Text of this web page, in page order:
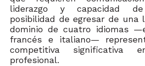
liderazgo y capacidad
posibilidad de egresar de una
dominio de cuatro idiomas
francés e italiano—
competitiva significativa
profesional.